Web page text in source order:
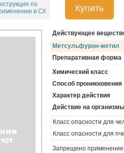
по
в СХ
Купить
Действующее
Метсульфурон-метил
Препаративная форма
Химический класс
Способ проникновения
Характер действия
Действие на организмы
Класс опасности для
Класс опасности для
Запрещено применение